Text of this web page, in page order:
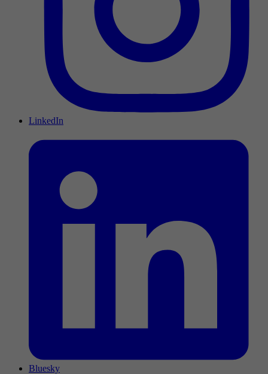
LinkedIn
Bluesky